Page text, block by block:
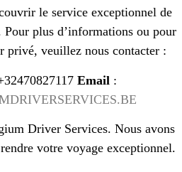
le service exceptionnel de
plus d’informations ou pour
privé, veuillez nous contacter :
Email :
Driver Services. Nous avons
votre voyage exceptionnel.